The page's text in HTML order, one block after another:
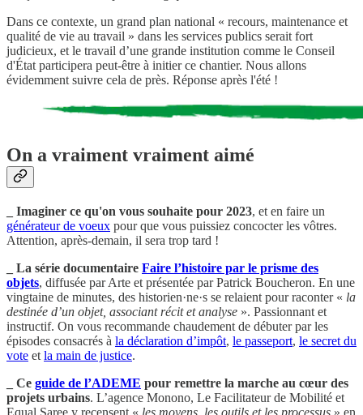
Dans ce contexte, un grand plan national « recours, maintenance et
qualité de vie au travail » dans les services publics serait fort
judicieux, et le travail d’une grande institution comme le Conseil
d'État participera peut-être à initier ce chantier. Nous allons
évidemment suivre cela de près. Réponse après l'été !
On a vraiment vraiment aimé
_ Imaginer ce qu'on vous souhaite pour 2023, et en faire un
générateur de voeux pour que vous puissiez concocter les vôtres.
Attention, après-demain, il sera trop tard !
La série documentaire Faire l’histoire par le prisme des
objets, diffusée par Arte et présentée par Patrick Boucheron. En une
vingtaine de minutes, des historien·ne·s se relaient pour raconter « la
destinée d’un objet, associant récit et analyse ». Passionnant et
instructif. On vous recommande chaudement de débuter par les
épisodes consacrés à la déclaration d’impôt, le passeport, le secret du
vote et la main de justice.
Ce guide de l’ADEME pour remettre la marche au cœur des
projets urbains. L’agence Monono, Le Facilitateur de Mobilité et
Equal Saree y recensent « les moyens, les outils et les processus » en